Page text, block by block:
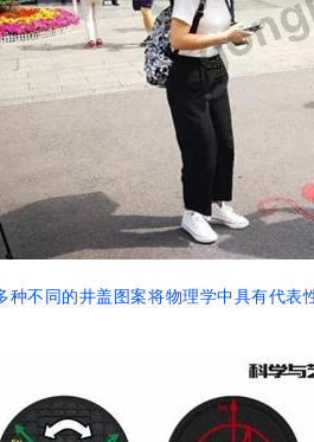
种不同的井盖图案将物理学中具有代